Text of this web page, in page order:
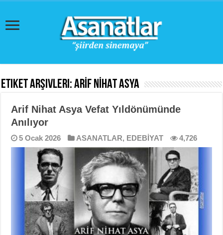
Etiket Arşivleri:ARİF NİHAT ASYA
Arif Nihat Asya Vefat Yıldönümünde
Anılıyor
5 Ocak 2026 ASANATLAR, EDEBİYAT 4,726